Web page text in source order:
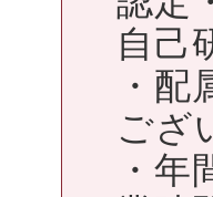
自己
・
ござ
・